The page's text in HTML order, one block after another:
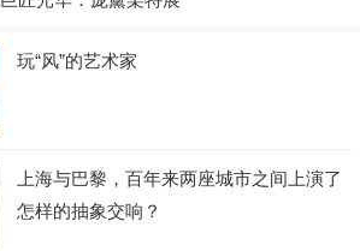
玩“风”的艺术家
上海与巴黎，百年来两座城市之间上演了
怎样的抽象交响？